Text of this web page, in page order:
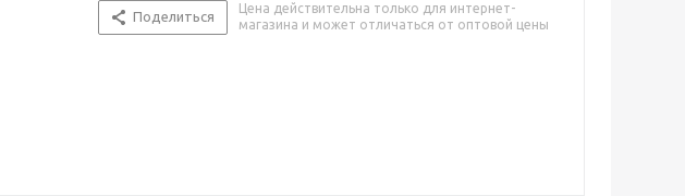
Поделиться
Цена действительна только для интернет-
магазина и может отличаться от оптовой цены